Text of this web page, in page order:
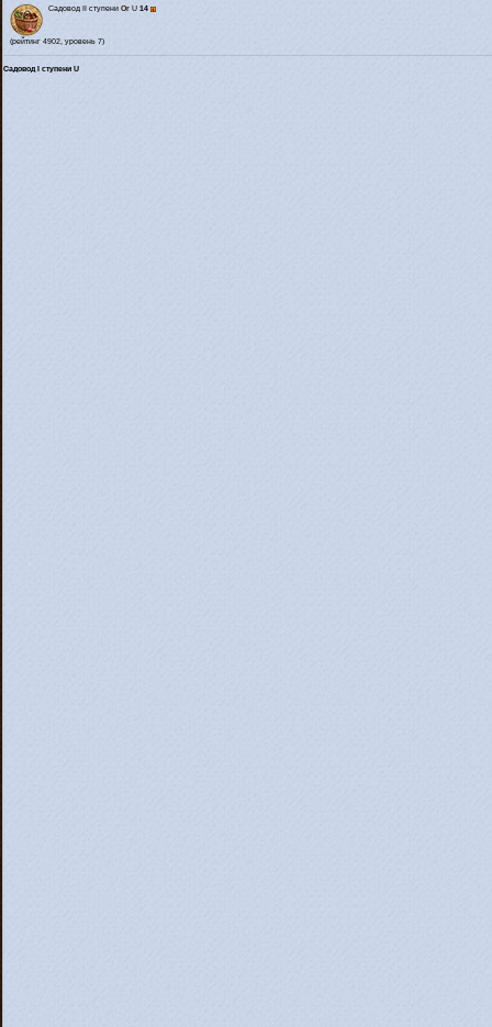
Садовод II ступени Or U 14
(рейтинг 4902, уровень 7)
Садовод I ступени U